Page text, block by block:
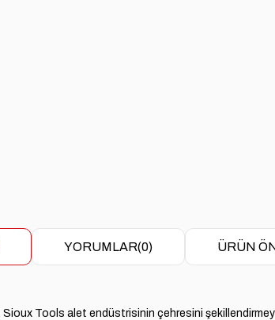
YORUMLAR(0) ÜRÜN
Tools alet endüstrisinin çehresini